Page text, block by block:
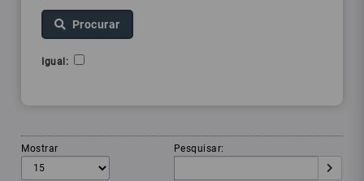
Procurar
Igual:
Mostrar Pesquisar: